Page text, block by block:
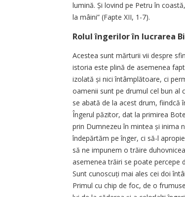
lumină. Și lovind pe Petru în
la mâini” (Fapte XII, 1-7).
Rolul îngerilor în lucrarea
Acestea sunt mărturii vii despre
istoria este plină de asemenea
izolată și nici întâmplătoare, ci
oamenii sunt pe drumul cel bun al
se abată de la acest drum, fiindcă
Îngerul păzitor, dat la primirea
prin Dumnezeu în mintea și inima
îndepărtăm pe înger, ci să-l
să ne impunem o trăire
asemenea trăiri se poate percepe
Sunt cunoscuți mai ales cei doi
Primul cu chip de foc, de o